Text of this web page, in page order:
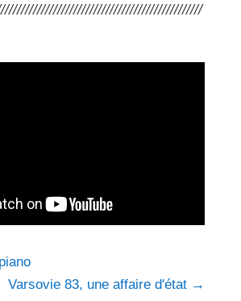
Varsovie 83, une affaire d'état →